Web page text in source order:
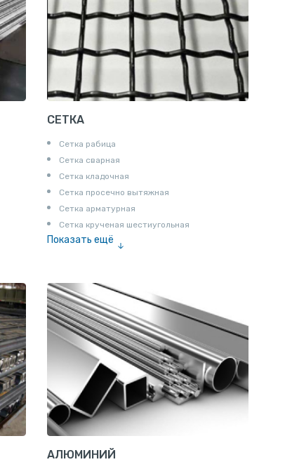
СЕТКА
Сетка рабица
Сетка сварная
Сетка кладочная
Сетка просечно вытяжная
Сетка арматурная
Сетка крученая шестиугольная
Показать ещё
АЛЮМИНИЙ